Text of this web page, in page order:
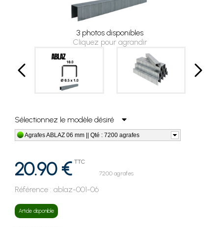
3 photos disponibles
Cliquez pour agrandir
Sélectionnez le modèle désiré
Agrafes ABLAZ 06 mm || Qté : 7200 agrafes
20.90 € TTC
7200 agrafes
Référence : ablaz-001-06
Article disponible